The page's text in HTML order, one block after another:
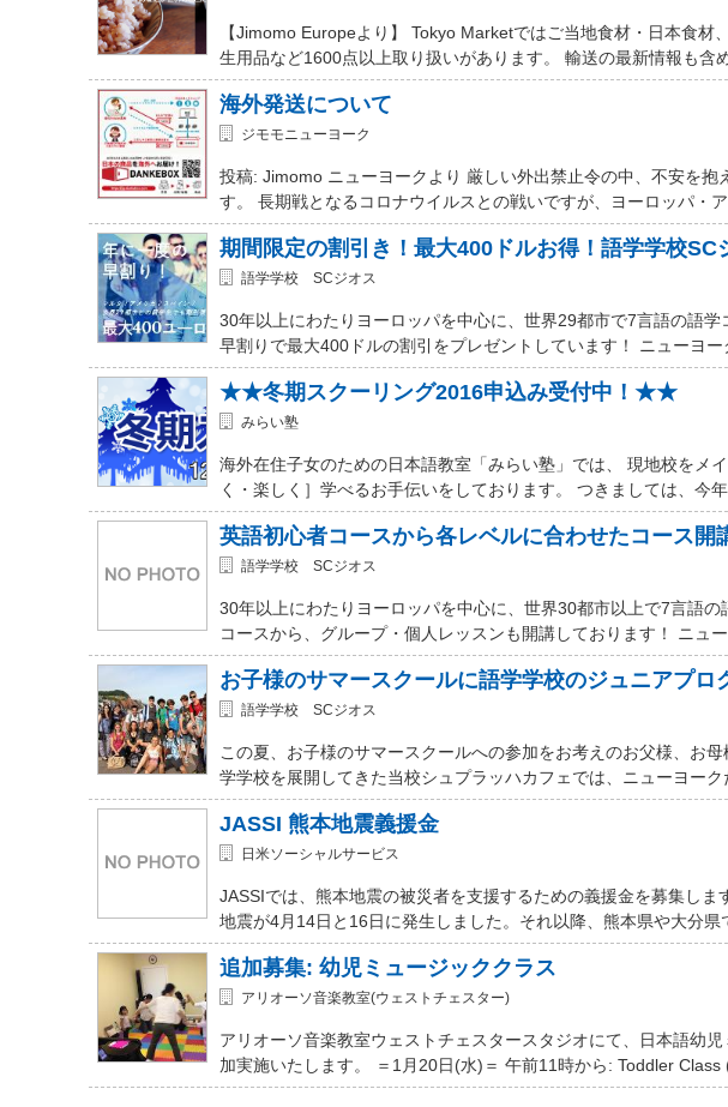
【Jimomo Europeより】 Tokyo Marketではご当地食材・日本食
生用品など1600点以上取り扱いがあります。 輸送の最新情報も含
海外発送について
ジモモニューヨーク
投稿: Jimomo ニューヨークより 厳しい外出禁止令の中、不安を
す。 長期戦となるコロナウイルスとの戦いですが、ヨーロッパ・
期間限定の割引き！最大400ドルお得！語学学校SC
語学学校 SCジオス
30年以上にわたりヨーロッパを中心に、世界29都市で7言語の語
早割りで最大400ドルの割引をプレゼントしています！ ニューヨ
★★冬期スクーリング2016申込み受付中！★★
みらい塾
海外在住子女のための日本語教室「みらい塾」では、 現地校をメ
く・楽しく］学べるお手伝いをしております。 つきましては、今
英語初心者コースから各レベルに合わせたコース開
語学学校 SCジオス
30年以上にわたりヨーロッパを中心に、世界30都市以上で7言語
コースから、グループ・個人レッスンも開講しております！ ニュ
お子様のサマースクールに語学学校のジュニアプロ
語学学校 SCジオス
この夏、お子様のサマースクールへの参加をお考えのお父様、お
学学校を展開してきた当校シュプラッハカフェでは、ニューヨー
JASSI 熊本地震義援金
日米ソーシャルサービス
JASSIでは、熊本地震の被災者を支援するための義援金を募集し
地震が4月14日と16日に発生しました。それ以降、熊本県や大分県
追加募集: 幼児ミュージッククラス
アリオーソ音楽教室(ウェストチェスター)
アリオーソ音楽教室ウェストチェスタースタジオにて、日本語幼
加実施いたします。 ＝1月20日(水)＝ 午前11時から: Toddler Class